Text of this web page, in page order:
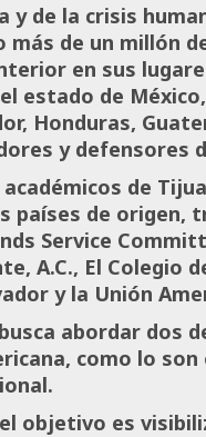
y de la crisis
de un millón
en sus
estado de
Honduras,
y defensores
de
países de
Service
A.C., El Colegio
y la Unión
abordar dos
como lo
objetivo es